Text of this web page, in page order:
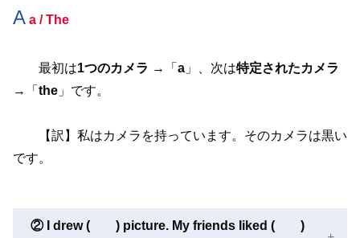
A a / The
最初は1つのカメラ →「 a 」、次は特定されたカメラ
→「 the 」です。
【訳】私はカメラを持っています。そのカメラは黒い
です。
② I drew ( ) picture. My friends liked ( )